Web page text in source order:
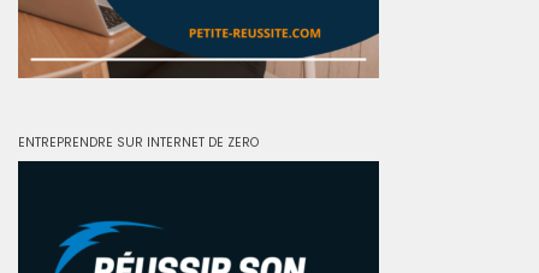
ENTREPRENDRE SUR INTERNET DE ZERO